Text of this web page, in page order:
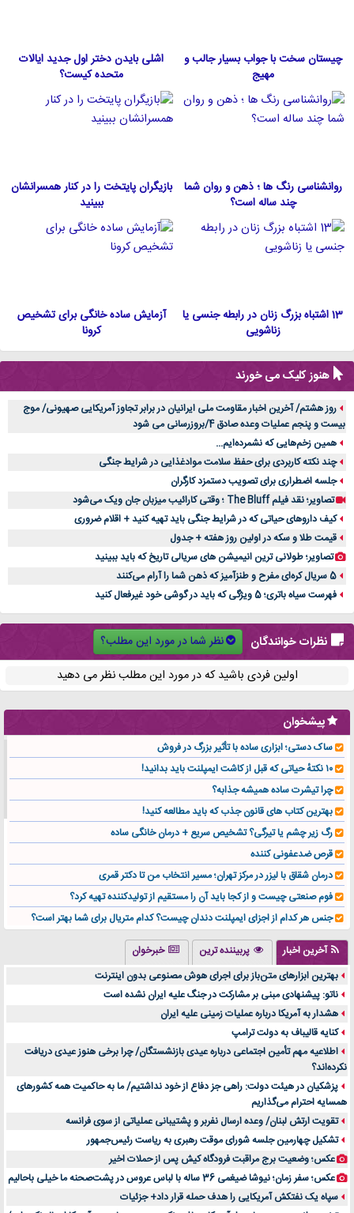
چیستان سخت با جواب بسیار جالب و
مهیج
اشلی بایدن دختر اول جدید ایالات
متحده كيست؟
روانشناسی رنگ ها ؛ ذهن و روان شما
چند ساله است؟
بازیگران پایتخت را در کنار همسرانشان
ببینید
13 اشتباه بزرگ زنان در رابطه جنسی یا
زناشویی
آزمایش ساده خانگی برای تشخیص
کرونا
هنوز کلیک می خورند
روز هشتم/ آخرین اخبار مقاومت ملی ایرانیان در برابر تجاوز آمریکایی صهیونی/ موج
بیست و پنجم عملیات وعده صادق 4/بروزرسانی می شود
همین زخم‌هایی که نشمرده‌ایم...
چند نکته کاربردی برای حفظ سلامت موادغذایی در شرایط جنگی
جلسه اضطراری برای تصویب دستمزد کارگران
تصاویر؛ نقد فیلم The Bluff ؛ وقتی کارائیب میزبان جان ویک می‌شود
کیف داروهای حیاتی که در شرایط جنگی باید تهیه کنید + اقلام ضروری
قیمت طلا و سکه در اولین روز هفته + جدول
تصاویر؛ طولانی ترین انیمیشن های سریالی تاریخ که باید ببینید
5 سریال کره‌ای مفرح و طنزآمیز که ذهن شما را آرام می‌کنند
فهرست سیاه باتری؛ 5 ویژگی که باید در گوشی خود غیرفعال کنید
نظرات خوانندگان
نظر شما در مورد این مطلب؟
اولین فردی باشید که در مورد این مطلب نظر می دهید
پیشخوان
ساک دستی؛ ابزاری ساده با تأثیر بزرگ در فروش
۱۰ نکتهٔ حیاتی که قبل از کاشت ایمپلنت باید بدانید!
چرا تیشرت ساده همیشه جذابه؟
بهترین کتاب های قانون جذب که باید مطالعه کنید!
رگ زیر چشم یا تیرگی؟ تشخیص سریع + درمان خانگی ساده
قرص ضدعفونی کننده
درمان شقاق با لیزر در مرکز تهران؛ مسیر انتخاب من تا دکتر قمری
فوم صنعتی چیست و از کجا باید آن را مستقیم از تولیدکننده تهیه کرد؟
جنس هر کدام از اجزای ایمپلنت دندان چیست؟ کدام متریال برای شما بهتر است؟
تولید لیوان کاغذی یک کسب‌ و کار پر سود و رو‌ به‌ رشد در بازار ایران
درد زانو بعد از تمرین با تردمیل؟ شاید مشکل از این انتخاب باشد
آینده موسیقی هم‌اکنون در اینجاست
بهترین راه تبلیغات کلینیک زیبایی و افزایش مشتری کدام است؟
مقایسه قالب آسترا با وودمارت و فلت‌سام (فارسی)
خرید سمعک کارکرده یا دست دوم | نکات مهم قبل از تصمیم‌گیری
خرید و فروش قطعات سرور دست دوم در ماهان شبکه ایرانیان
اهمیت انتخاب بهترین وکیل در سعادت آباد برای پرونده‌های حساس و کلان
لیفتراک صفر؛ راهنمای جامع خرید، قیمت و فروش در ایران
راهنمای جامع بهترین کفش ورزشی برای دویدن و استفاده روزمره | بررسی ۱۲ مدل برتر
آخرین اخبار پربیننده ترین
خبرخوان
بهترین ابزارهای متن‌باز برای اجرای هوش مصنوعی بدون اینترنت
ناتو: پیشنهادی مبنی بر مشارکت در جنگ علیه ایران نشده است
هشدار به آمریکا درباره عملیات زمینی علیه ایران
کنایه قالیباف به دولت ترامپ
اطلاعیه مهم تأمین اجتماعی درباره عیدی بازنشستگان/ چرا برخی هنوز عیدی دریافت
نکرده‌اند؟
پزشکیان در هیئت دولت: راهی جز دفاع از خود نداشتیم/ ما به حاکمیت همه کشورهای
همسایه احترام می‌گذاریم
تقویت ارتش لبنان/ وعده ارسال نفربر و پشتیبانی عملیاتی از سوی فرانسه
تشکیل چهارمین جلسه شورای موقت رهبری به ریاست رئیس‌جمهور
عکس؛ وضعیت برج مراقبت فرودگاه کیش پس از حملات اخیر
عکس؛ سفر زمان؛ نیوشا ضیغمی 36 ساله با لباس عروس در پشت‌صحنه ما خیلی باحالیم
سپاه یک نفتکش آمریکایی را هدف حمله قرار داد+ جزئیات